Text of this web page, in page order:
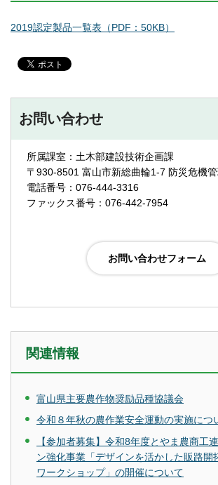
2019認定製品一覧表（PDF：50KB）
お問い合わせ
所属課室：土木部建設技術企画課
〒930-8501 富山市新総曲輪1-7 防災危機
電話番号：076-444-3316
ファックス番号：076-442-7954
関連情報
富山県主要農作物奨励品種協議会
令和８年秋の農作業安全運動の実施につ
【参加者募集】令和8年度とやま農商工
ン強化事業「デザインを活かした販路開
ワークショップ」の開催について